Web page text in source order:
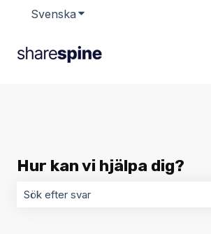
Svenska Visa undermenyer för
Hur kan vi hjälpa dig?